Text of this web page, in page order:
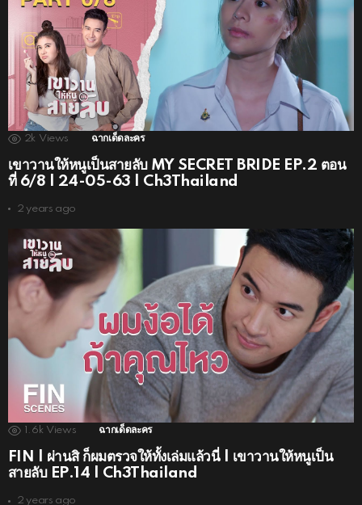
2k Views ฉากเด็ดละคร
เขาวานให้หนูเป็นสายลับ MY SECRET BRIDE EP.2 ตอน
ที่ 6/8 | 24-05-63 | Ch3Thailand
2 years ago
1.6k Views ฉากเด็ดละคร
FIN | ผ่านสิ ก็ผมตรวจให้ทั้งเล่มแล้วนี่ | เขาวานให้หนูเป็น
สายลับ EP.14 | Ch3Thailand
2 years ago